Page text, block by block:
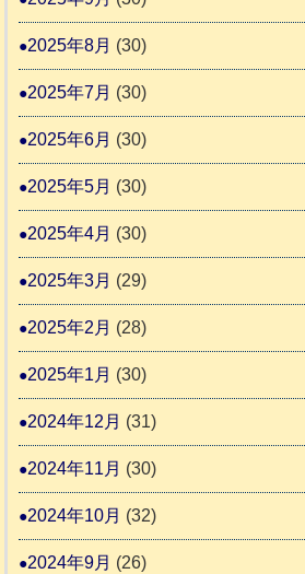
2025年8月 (30)
2025年7月 (30)
2025年6月 (30)
2025年5月 (30)
2025年4月 (30)
2025年3月 (29)
2025年2月 (28)
2025年1月 (30)
2024年12月 (31)
2024年11月 (30)
2024年10月 (32)
2024年9月 (26)